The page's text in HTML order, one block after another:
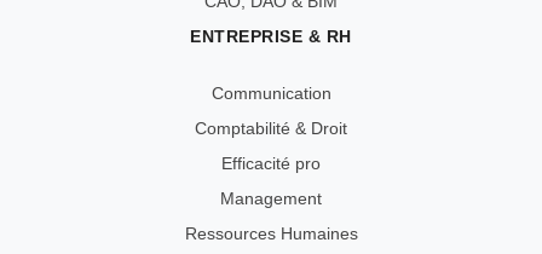
ENTREPRISE & RH
Communication
Comptabilité & Droit
Efficacité pro
Management
Ressources Humaines